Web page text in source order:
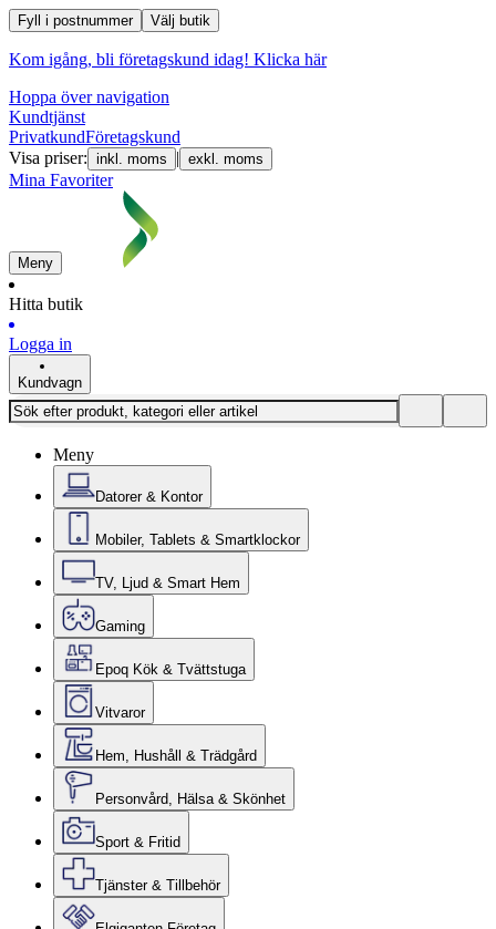
Fyll i postnummer Välj butik
Kom igång, bli företagskund idag! Klicka här
Hoppa över navigation
Kundtjänst
PrivatkundFöretagskund
Visa priser: inkl. moms | exkl. moms
Mina Favoriter
Meny
Hitta butik
Logga in
Kundvagn
Meny
Datorer & Kontor
Mobiler, Tablets & Smartklockor
TV, Ljud & Smart Hem
Gaming
Epoq Kök & Tvättstuga
Vitvaror
Hem, Hushåll & Trädgård
Personvård, Hälsa & Skönhet
Sport & Fritid
Tjänster & Tillbehör